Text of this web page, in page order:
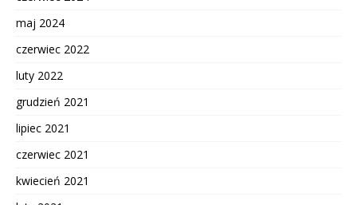
maj 2024
czerwiec 2022
luty 2022
grudzień 2021
lipiec 2021
czerwiec 2021
kwiecień 2021